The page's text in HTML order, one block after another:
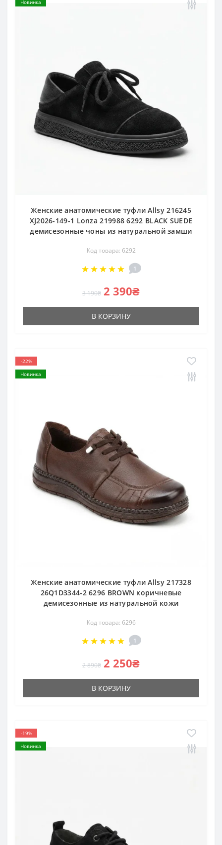
Новинка
Женские анатомические туфли Allsy 216245
XJ2026-149-1 Lonza 219988 6292 BLACK SUEDE
демисезонные чоны из натуральной замши
Код товара: 6292
1
3 190₴ 2 390₴
В КОРЗИНУ
-22%
Новинка
Женские анатомические туфли Allsy 217328
26Q1D3344-2 6296 BROWN коричневые
демисезонные из натуральной кожи
Код товара: 6296
1
2 890₴ 2 250₴
В КОРЗИНУ
-19%
Новинка